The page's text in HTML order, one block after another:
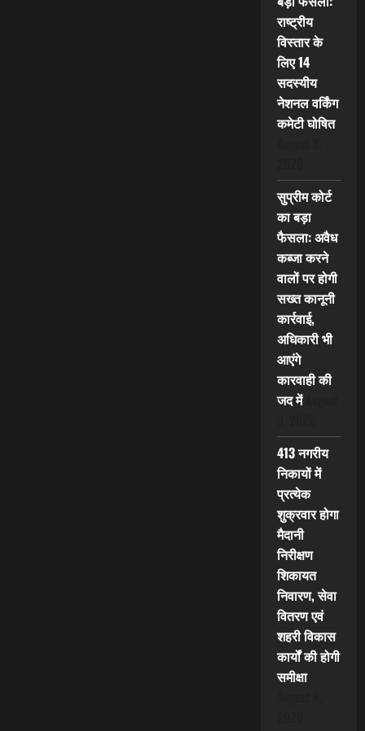
राष्ट्रीय
विस्तार के
लिए 14
सदस्यीय
नेशनल वर्किंग
कमेटी घोषित
सुप्रीम कोर्ट
का बड़ा
फैसला: अवैध
कब्जा करने
वालों पर होगी
सख्त कानूनी
कार्रवाई,
अधिकारी भी
आएंगे
कारवाही की
जद में
413 नगरीय
निकायों में
प्रत्येक
शुक्रवार होगा
मैदानी
निरीक्षण
शिकायत
निवारण, सेवा
वितरण एवं
शहरी विकास
कार्यों की होगी
समीक्षा